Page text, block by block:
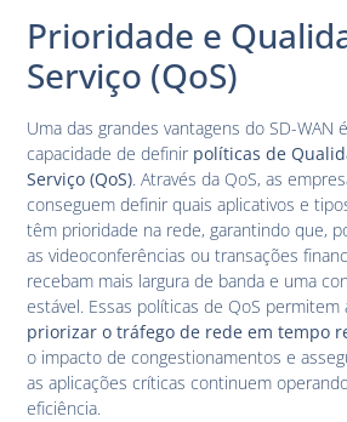
Prioridade e
Serviço (QoS)
Uma das grandes vantagens do SD-WAN
capacidade de definir políticas de
Serviço (QoS). Através da QoS, as
conseguem definir quais aplicativos e
têm prioridade na rede, garantindo que,
as videoconferências ou transações
recebam mais largura de banda e uma
estável. Essas políticas de QoS permitem
priorizar o tráfego de rede em tempo
o impacto de congestionamentos e
as aplicações críticas continuem
eficiência.